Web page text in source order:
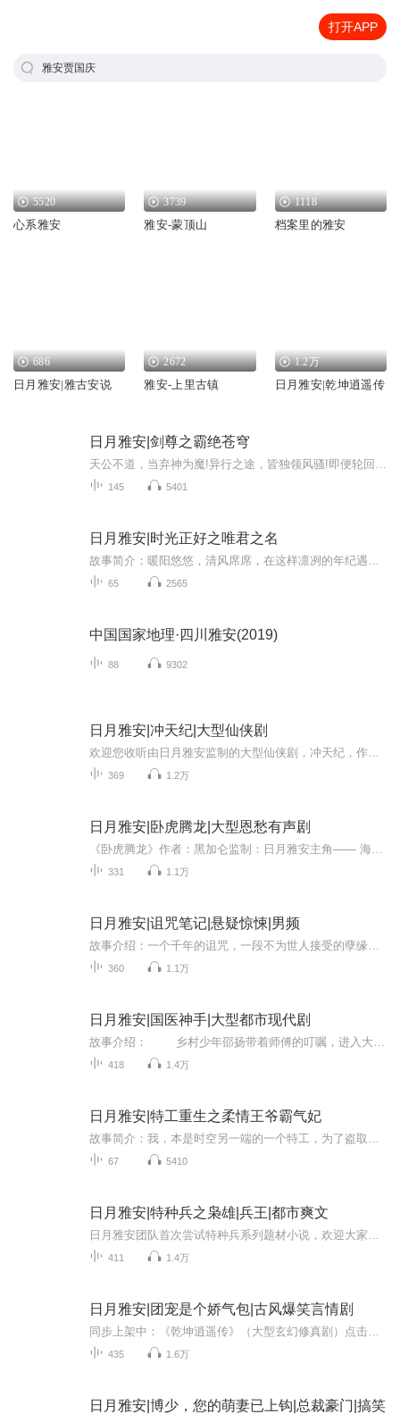
打开APP
雅安贾国庆
5520
心系雅安
3739
雅安-蒙顶山
1118
档案里的雅安
686
日月雅安|雅古安说
2672
雅安-上里古镇
1.2万
日月雅安|乾坤逍遥传
日月雅安|剑尊之霸绝苍穹
145 5401
日月雅安|时光正好之唯君之名
65 2565
中国国家地理·四川雅安(2019)
88 9302
日月雅安|冲天纪|大型仙侠剧
369 1.2万
日月雅安|卧虎腾龙|大型恩愁有声剧
331 1.1万
日月雅安|诅咒笔记|悬疑惊悚|男频
360 1.1万
日月雅安|国医神手|大型都市现代剧
418 1.4万
日月雅安|特工重生之柔情王爷霸气妃
67 5410
日月雅安|特种兵之枭雄|兵王|都市爽文
411 1.4万
日月雅安|团宠是个娇气包|古风爆笑言情剧
435 1.6万
日月雅安|博少，您的萌妻已上钩|总裁豪门|搞笑